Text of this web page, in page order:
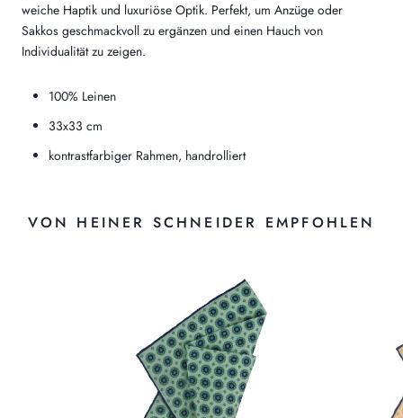
weiche Haptik und luxuriöse Optik. Perfekt, um Anzüge oder
Sakkos geschmackvoll zu ergänzen und einen Hauch von
Individualität zu zeigen.
100% Leinen
33x33 cm
kontrastfarbiger Rahmen, handrolliert
VON HEINER SCHNEIDER EMPFOHLEN